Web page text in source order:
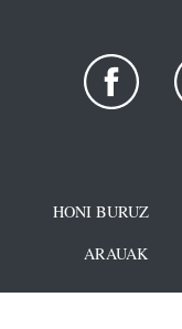
HONI BURUZ
ARAUAK